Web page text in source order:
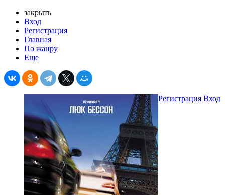
закрыть
Вход
Регистрация
Главная
По жанру
Еще
Регистрация Вход